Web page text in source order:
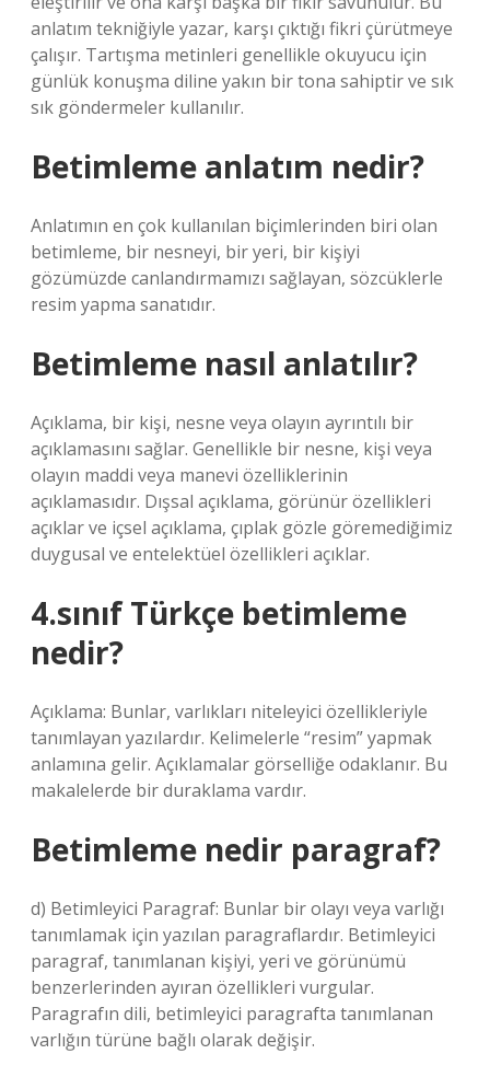
anlatım tekniğiyle yazar, karşı çıktığı fikri çürütmeye
çalışır. Tartışma metinleri genellikle okuyucu için
günlük konuşma diline yakın bir tona sahiptir ve sık
sık göndermeler kullanılır.
Betimleme anlatım nedir?
Anlatımın en çok kullanılan biçimlerinden biri olan
betimleme, bir nesneyi, bir yeri, bir kişiyi
gözümüzde canlandırmamızı sağlayan, sözcüklerle
resim yapma sanatıdır.
Betimleme nasıl anlatılır?
Açıklama, bir kişi, nesne veya olayın ayrıntılı bir
açıklamasını sağlar. Genellikle bir nesne, kişi veya
olayın maddi veya manevi özelliklerinin
açıklamasıdır. Dışsal açıklama, görünür özellikleri
açıklar ve içsel açıklama, çıplak gözle göremediğimiz
duygusal ve entelektüel özellikleri açıklar.
4.sınıf Türkçe betimleme
nedir?
Açıklama: Bunlar, varlıkları niteleyici özellikleriyle
tanımlayan yazılardır. Kelimelerle “resim” yapmak
anlamına gelir. Açıklamalar görselliğe odaklanır. Bu
makalelerde bir duraklama vardır.
Betimleme nedir paragraf?
d) Betimleyici Paragraf: Bunlar bir olayı veya varlığı
tanımlamak için yazılan paragraflardır. Betimleyici
paragraf, tanımlanan kişiyi, yeri ve görünümü
benzerlerinden ayıran özellikleri vurgular.
Paragrafın dili, betimleyici paragrafta tanımlanan
varlığın türüne bağlı olarak değişir.